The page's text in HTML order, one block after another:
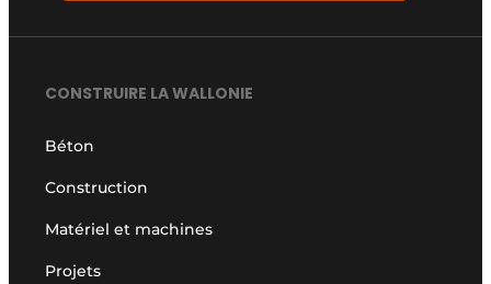
CONSTRUIRE LA WALLONIE
Béton
Construction
Matériel et machines
Projets